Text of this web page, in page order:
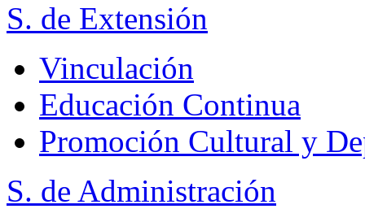
S. de Extensión
Vinculación
Educación Continua
Promoción Cultural y
S. de Administración